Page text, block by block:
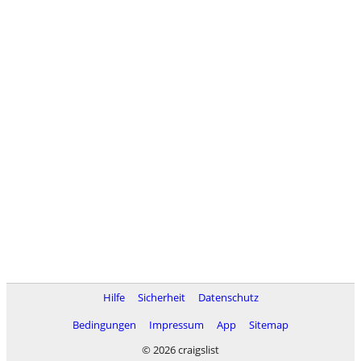
Hilfe Sicherheit
Datenschutz
Bedingungen
Impressum App
Sitemap
© 2026 craigslist